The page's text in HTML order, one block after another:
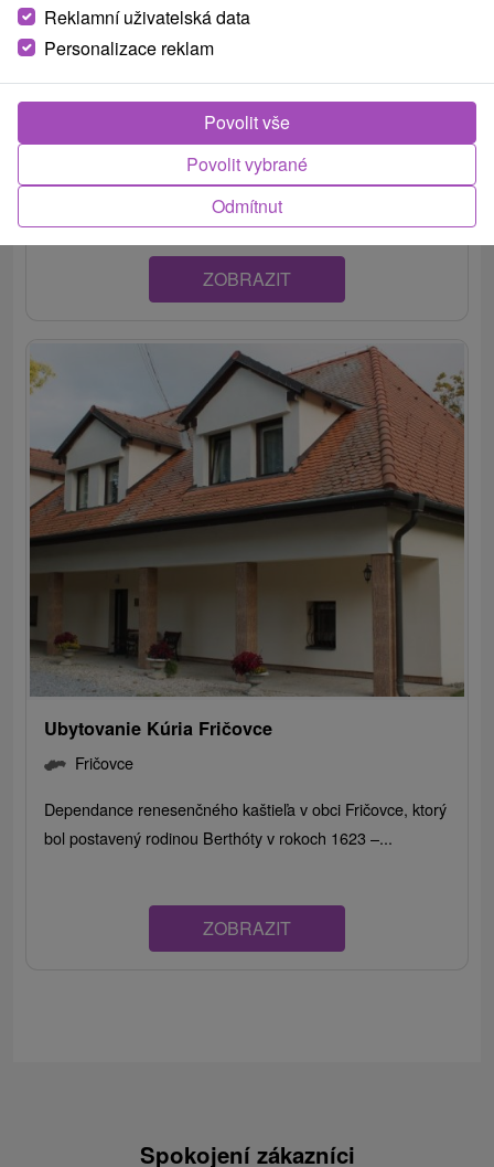
Kaštieľ Fričovce
Renesančný kaštieľ v obci Fričovce bol postavený rodinou
Berthóty v rokoch 1623 – 1630. Jedinečný svojou...
ZOBRAZIT
Ubytovanie Kúria Fričovce
Fričovce
Dependance renesenčného kaštieľa v obci Fričovce, ktorý
bol postavený rodinou Berthóty v rokoch 1623 –...
ZOBRAZIT
Spokojení zákazníci
Reklamní uživatelská data
Personalizace reklam
Odmítnut
Povolit vybrané
Povolit vše